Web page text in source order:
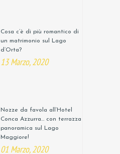
Cosa c’è di più romantico di
un matrimonio sul Lago
d’Orta?
13 Marzo, 2020
Nozze da favola all’Hotel
Conca Azzurra… con terrazza
panoramica sul Lago
Maggiore!
01 Marzo, 2020